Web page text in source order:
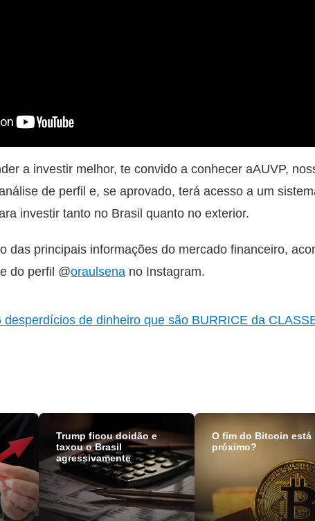
a investir melhor, te convido a conhecer aAUVP,
de perfil e, se aprovado, terá acesso a um
investir tanto no Brasil quanto no exterior.
das principais informações do mercado financeiro,
e do perfil @oraulsena no Instagram.
desperdícios de dinheiro que são BURRICE da
Trump ficou doidão e
taxou o Brasil
agressivamente
O fim do Bitcoin está
próximo?